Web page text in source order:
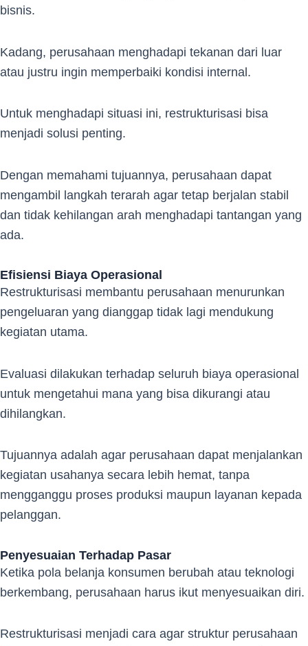
bisnis.
Kadang, perusahaan menghadapi tekanan dari luar
atau justru ingin memperbaiki kondisi internal.
Untuk menghadapi situasi ini, restrukturisasi bisa
menjadi solusi penting.
Dengan memahami tujuannya, perusahaan dapat
mengambil langkah terarah agar tetap berjalan stabil
dan tidak kehilangan arah menghadapi tantangan yang
ada.
Efisiensi Biaya Operasional
Restrukturisasi membantu perusahaan menurunkan
pengeluaran yang dianggap tidak lagi mendukung
kegiatan utama.
Evaluasi dilakukan terhadap seluruh biaya operasional
untuk mengetahui mana yang bisa dikurangi atau
dihilangkan.
Tujuannya adalah agar perusahaan dapat menjalankan
kegiatan usahanya secara lebih hemat, tanpa
mengganggu proses produksi maupun layanan kepada
pelanggan.
Penyesuaian Terhadap Pasar
Ketika pola belanja konsumen berubah atau teknologi
berkembang, perusahaan harus ikut menyesuaikan diri.
Restrukturisasi menjadi cara agar struktur perusahaan